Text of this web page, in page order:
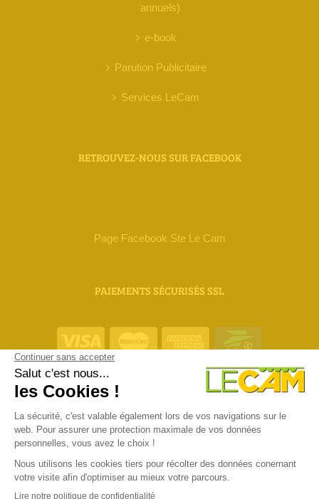
annuels)
e-book
Parution Publicitaire
Services LeCam
RETROUVEZ-NOUS SUR FACEBOOK
Page Facebook Ste Le Cam
PAIEMENTS SÉCURISÉS SSL
Confidentialité